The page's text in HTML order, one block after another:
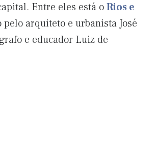
Entre eles está oRios e
pelo arquiteto e urbanista José
e educador Luiz de